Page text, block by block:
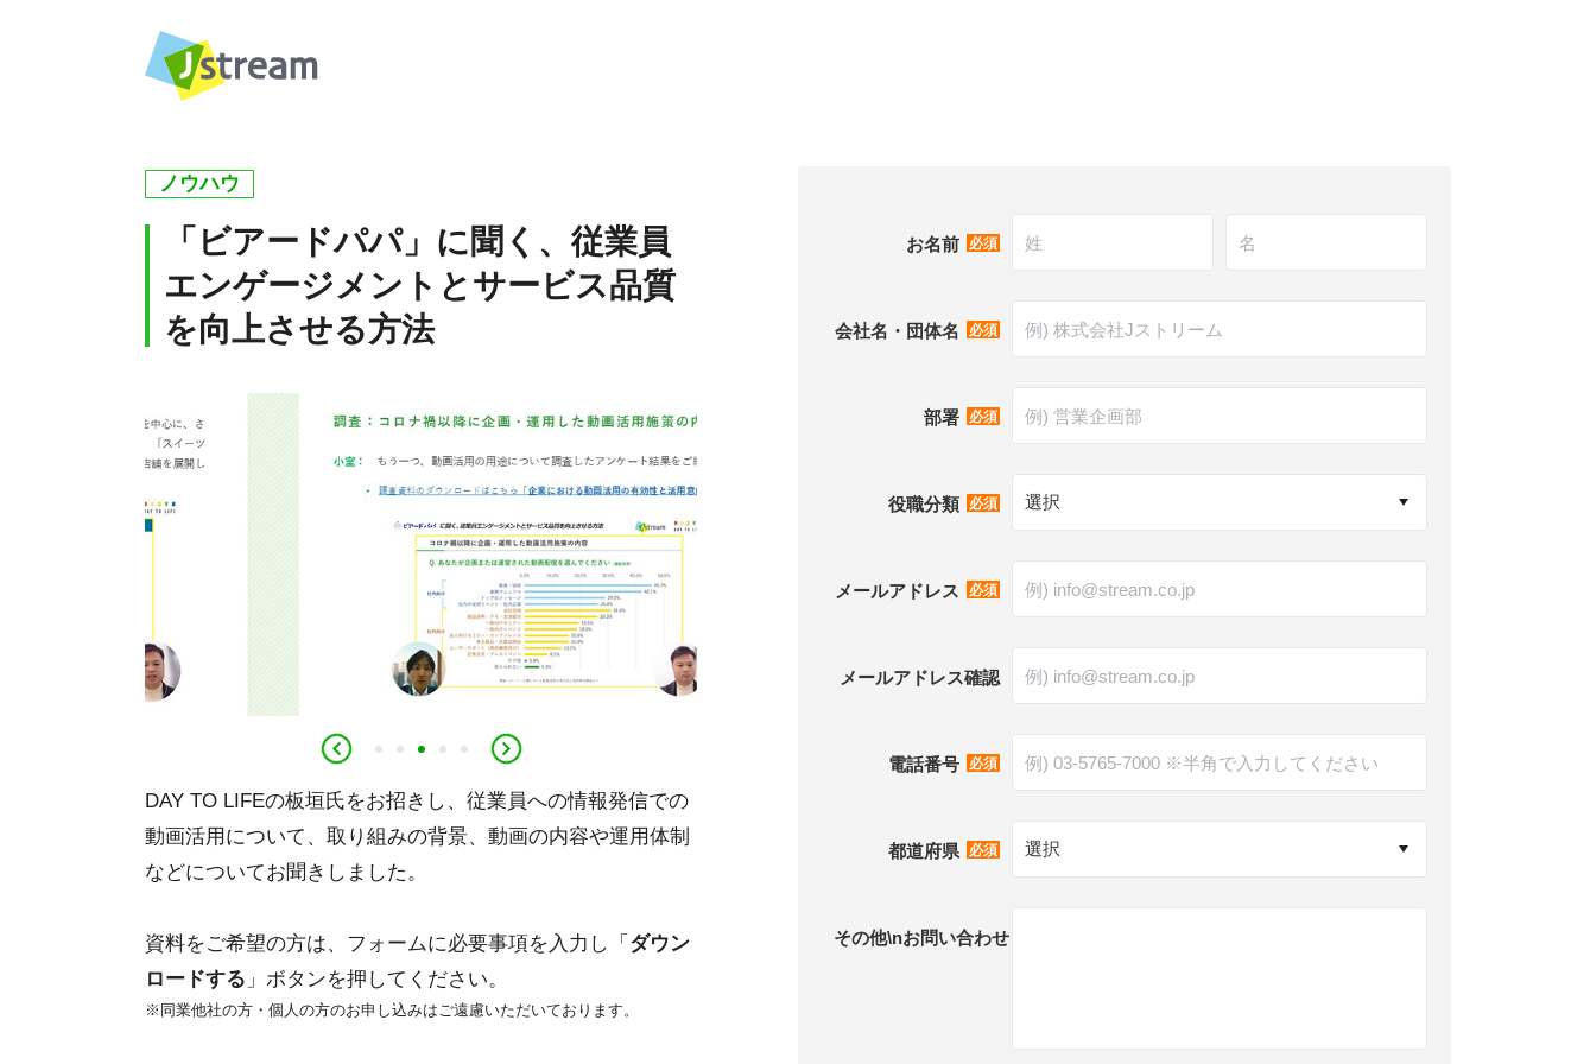
ノウハウ
「ビアードパパ」に聞く、従業員
エンゲージメントとサービス品質
を向上させる方法
1 2 3 4
5
DAY TO LIFEの板垣氏をお招きし、従業員への情報発信での
動画活用について、取り組みの背景、動画の内容や運用体制
などについてお聞きしました。
資料をご希望の方は、フォームに必要事項を入力し「 ダウン
ロードする 」ボタンを押してください。
同業他社の方・個人の方のお申し込みはご遠慮いただいております。
*
お名前
*
会社名・団体名
*
部署
*
役職分類
*
メールアドレス
メールアドレス確認
*
電話番号
*
都道府県
その他\nお問い合わせ